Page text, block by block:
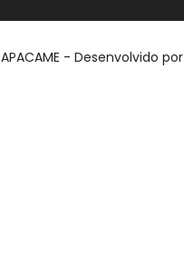
APACAME - Desenvolvido por